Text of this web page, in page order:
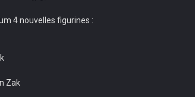
4 nouvelles figurines :
Zak